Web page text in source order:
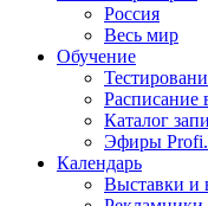
Россия
Весь мир
Обучение
Расписание
Каталог
Эфиры
Календарь
Выставки и